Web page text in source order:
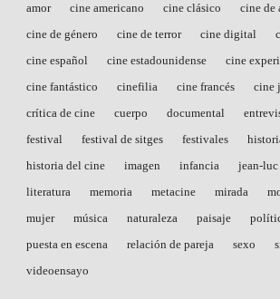
amor cine americano cine clásico
cine de
cine de género
cine de terror cine digital
cine español
cine estadounidense
cine
cine fantástico
cinefilia cine francés
cine
crítica de cine
cuerpo documental
festival
festival de sitges festivales
historia del cine
imagen infancia
jean-
literatura
memoria metacine mirada
mujer
música naturaleza paisaje
puesta en escena
relación de pareja sexo
videoensayo